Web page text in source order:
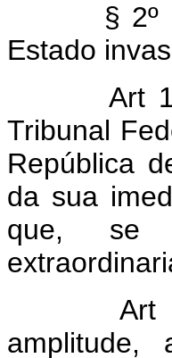
§ 2º
Estado
Art
Tribunal
República
da sua
que, se
Art